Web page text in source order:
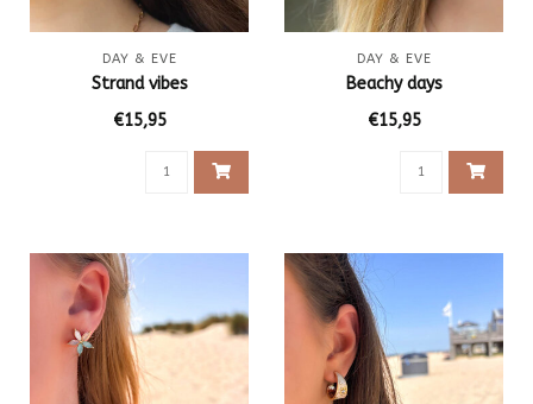
DAY & EVE
Strand vibes
€15,95
DAY & EVE
Beachy days
€15,95